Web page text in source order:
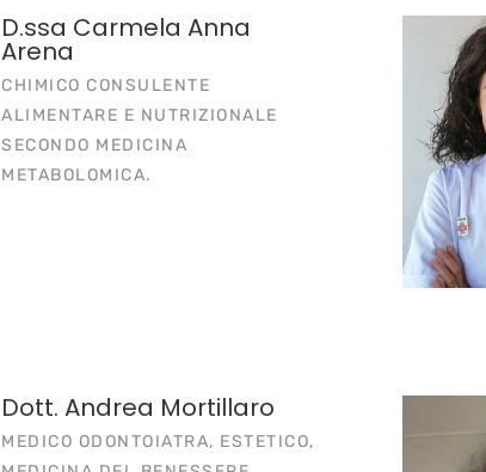
D.ssa Carmela Anna
Arena
CHIMICO CONSULENTE
ALIMENTARE E NUTRIZIONALE
SECONDO MEDICINA
METABOLOMICA.
Dott. Andrea Mortillaro
MEDICO ODONTOIATRA, ESTETICO,